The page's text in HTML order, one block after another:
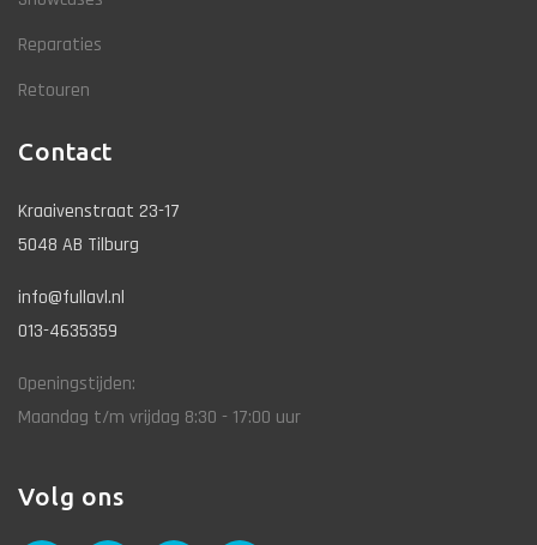
Reparaties
Retouren
Contact
Kraaivenstraat 23-17
5048 AB Tilburg
info@fullavl.nl
013-4635359
Openingstijden:
Maandag t/m vrijdag 8:30 - 17:00 uur
Volg ons